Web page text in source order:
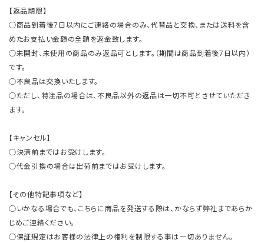
【返品期限】
○商品到着後7日以内にご連絡の場合のみ、代替品と交換、または送料を含
めたお支払い金額の全額を返金致します。
○未開封、未使用の商品のみ返品可とします。（期間は商品到着後7日以内）
です。
○不良品は交換いたします。
○ただし、特注品の場合は、不良品以外の返品は一切不可とさせていただき
ます。
【キャンセル】
○決済前まではお受けします。
○代金引換の場合は出荷前まではお受けします。
【その他特記事項など】
○いかなる場合でも、こちらに商品を発送する際は、かならず弊社まであらか
じめご連絡ください。
○保証規定はお客様の法律上の権利を制限する事は一切ありません。